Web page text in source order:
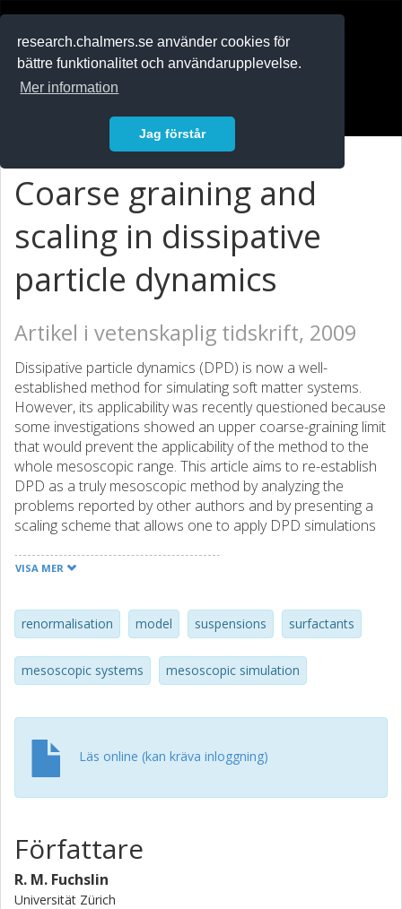
research.chalmers.se använder cookies för
bättre funktionalitet och användarupplevelse.
Mer information
Jag förstår
Coarse graining and
scaling in dissipative
particle dynamics
Artikel i vetenskaplig tidskrift, 2009
Dissipative particle dynamics (DPD) is now a well-
established method for simulating soft matter systems.
However, its applicability was recently questioned because
some investigations showed an upper coarse-graining limit
that would prevent the applicability of the method to the
whole mesoscopic range. This article aims to re-establish
DPD as a truly mesoscopic method by analyzing the
problems reported by other authors and by presenting a
scaling scheme that allows one to apply DPD simulations
VISA MER
renormalisation model suspensions surfactants
mesoscopic systems mesoscopic simulation
Läs online (kan kräva inloggning)
Författare
R. M. Fuchslin
Universität Zürich